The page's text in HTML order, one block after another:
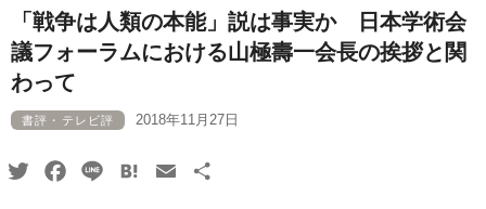
「戦争は人類の本能」説は事実か 日本学術会
議フォーラムにおける山極壽一会長の挨拶と関
わって
書評・テレビ評 2018年11月27日
TwitterFacebook
Line HatenaEmail